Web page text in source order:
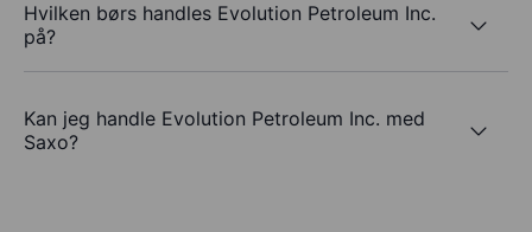
Hvilken børs handles Evolution Petroleum Inc.
på?
Kan jeg handle Evolution Petroleum Inc. med
Saxo?